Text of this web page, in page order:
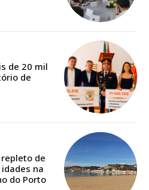
à Quinta-feira em sua
online
Exclusivos para
o plano
de 20 mil
de
de
na
do Porto